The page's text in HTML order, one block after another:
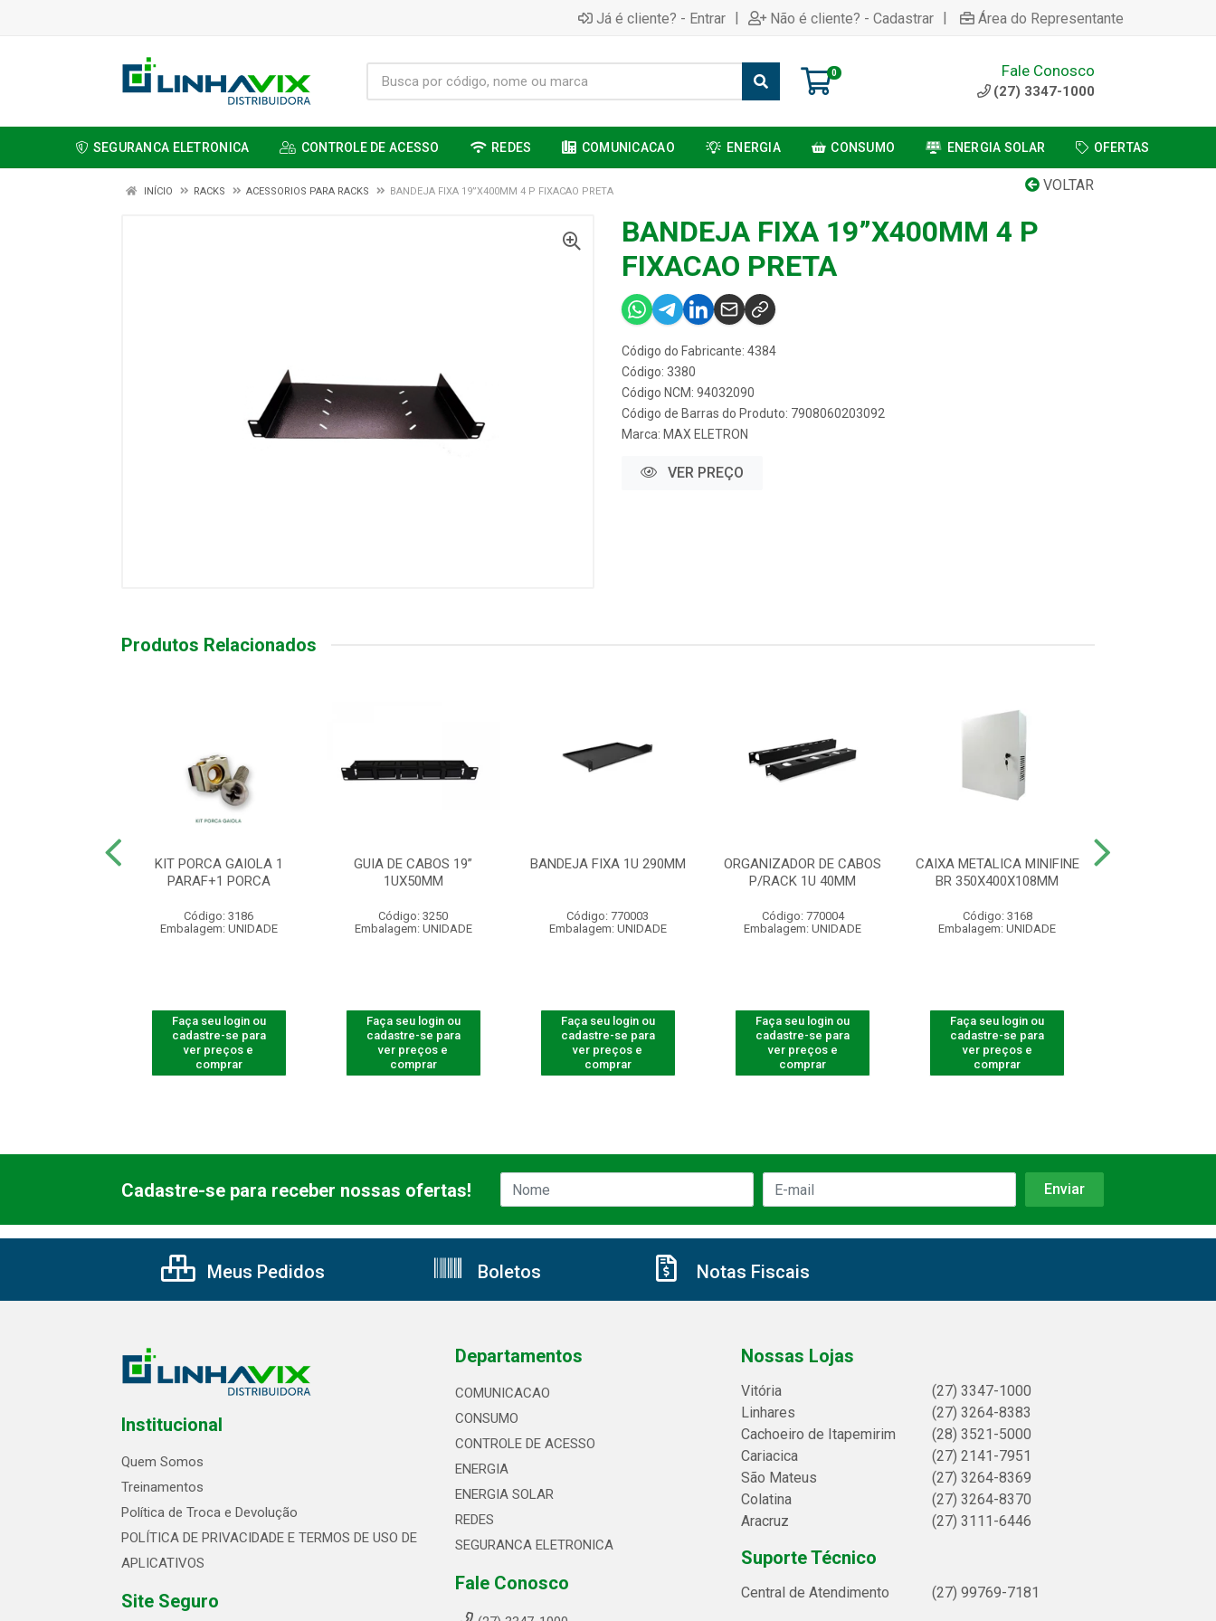
Já é cliente? - Entrar | Não é cliente? - Cadastrar | Área do Representante
0 Fale Conosco
(27) 3347-1000
SEGURANCA ELETRONICA CONTROLE DE ACESSO REDES COMUNICACAO ENERGIA CONSUMO ENERGIA SOLAR OFERTAS
VOLTAR
INÍCIO RACKS ACESSORIOS PARA RACKS BANDEJA FIXA 19”X400MM 4 P FIXACAO PRETA
BANDEJA FIXA 19”X400MM 4 P
FIXACAO PRETA
Código do Fabricante: 4384
Código: 3380
Código NCM: 94032090
Código de Barras do Produto: 7908060203092
Marca: MAX ELETRON
VER PREÇO
Produtos Relacionados
KIT PORCA GAIOLA 1
PARAF+1 PORCA
Código: 3186
Embalagem: UNIDADE
Faça seu login ou
cadastre-se para
ver preços e
comprar
GUIA DE CABOS 19”
1UX50MM
Código: 3250
Embalagem: UNIDADE
Faça seu login ou
cadastre-se para
ver preços e
comprar
BANDEJA FIXA 1U 290MM
Código: 770003
Embalagem: UNIDADE
Faça seu login ou
cadastre-se para
ver preços e
comprar
ORGANIZADOR DE CABOS
P/RACK 1U 40MM
Código: 770004
Embalagem: UNIDADE
Faça seu login ou
cadastre-se para
ver preços e
comprar
CAIXA METALICA MINIFINE
BR 350X400X108MM
Código: 3168
Embalagem: UNIDADE
Faça seu login ou
cadastre-se para
ver preços e
comprar
Cadastre-se para receber nossas ofertas!
Meus Pedidos Boletos Notas Fiscais
Institucional
Quem Somos
Treinamentos
Política de Troca e Devolução
POLÍTICA DE PRIVACIDADE E TERMOS DE USO DE
APLICATIVOS
Site Seguro
Departamentos
COMUNICACAO
CONSUMO
CONTROLE DE ACESSO
ENERGIA
ENERGIA SOLAR
REDES
SEGURANCA ELETRONICA
Fale Conosco
Nossas Lojas
Vitória
(27) 3347-1000
Linhares
(27) 3264-8383
Cachoeiro de Itapemirim
(28) 3521-5000
Cariacica
(27) 2141-7951
São Mateus
(27) 3264-8369
Colatina
(27) 3264-8370
Aracruz
(27) 3111-6446
Suporte Técnico
Central de Atendimento (27) 99769-7181